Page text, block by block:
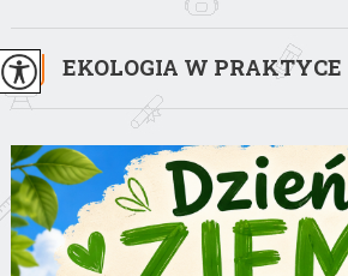
EKOLOGIA W PRAKTYCE